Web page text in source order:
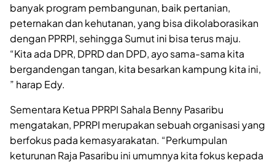
banyak program pembangunan, baik pertanian,
peternakan dan kehutanan, yang bisa dikolaborasikan
dengan PPRPI, sehingga Sumut ini bisa terus maju.
“Kita ada DPR, DPRD dan DPD, ayo sama-sama kita
bergandengan tangan, kita besarkan kampung kita ini,
” harap Edy.
Sementara Ketua PPRPI Sahala Benny Pasaribu
mengatakan, PPRPI merupakan sebuah organisasi yang
berfokus pada kemasyarakatan. “Perkumpulan
keturunan Raja Pasaribu ini umumnya kita fokus kepada